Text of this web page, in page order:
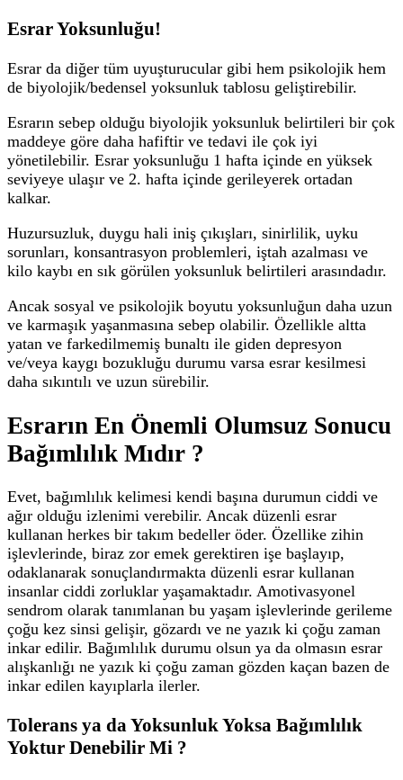
Esrar Yoksunluğu!
Esrar da diğer tüm uyuşturucular gibi hem psikolojik hem
de biyolojik/bedensel yoksunluk tablosu geliştirebilir.
Esrarın sebep olduğu biyolojik yoksunluk belirtileri bir çok
maddeye göre daha hafiftir ve tedavi ile çok iyi
yönetilebilir. Esrar yoksunluğu 1 hafta içinde en yüksek
seviyeye ulaşır ve 2. hafta içinde gerileyerek ortadan
kalkar.
Huzursuzluk, duygu hali iniş çıkışları, sinirlilik, uyku
sorunları, konsantrasyon problemleri, iştah azalması ve
kilo kaybı en sık görülen yoksunluk belirtileri arasındadır.
Ancak sosyal ve psikolojik boyutu yoksunluğun daha uzun
ve karmaşık yaşanmasına sebep olabilir. Özellikle altta
yatan ve farkedilmemiş bunaltı ile giden depresyon
ve/veya kaygı bozukluğu durumu varsa esrar kesilmesi
daha sıkıntılı ve uzun sürebilir.
Esrarın En Önemli Olumsuz Sonucu
Bağımlılık Mıdır ?
Evet, bağımlılık kelimesi kendi başına durumun ciddi ve
ağır olduğu izlenimi verebilir. Ancak düzenli esrar
kullanan herkes bir takım bedeller öder. Özellike zihin
işlevlerinde, biraz zor emek gerektiren işe başlayıp,
odaklanarak sonuçlandırmakta düzenli esrar kullanan
insanlar ciddi zorluklar yaşamaktadır. Amotivasyonel
sendrom olarak tanımlanan bu yaşam işlevlerinde gerileme
çoğu kez sinsi gelişir, gözardı ve ne yazık ki çoğu zaman
inkar edilir. Bağımlılık durumu olsun ya da olmasın esrar
alışkanlığı ne yazık ki çoğu zaman gözden kaçan bazen de
inkar edilen kayıplarla ilerler.
Tolerans ya da Yoksunluk Yoksa Bağımlılık
Yoktur Denebilir Mi ?